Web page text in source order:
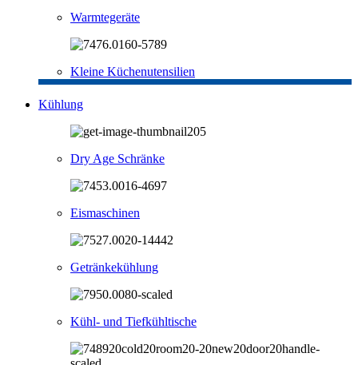
Warmtegeräte
Kleine Küchenutensilien
Kühlung
Dry Age Schränke
Eismaschinen
Getränkekühlung
Kühl- und Tiefkühltische